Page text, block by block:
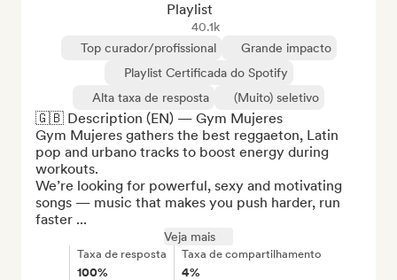
Playlist
40.1k
Top curador/profissional
Grande impacto
Playlist Certificada do Spotify
Alta taxa de resposta
(Muito) seletivo
🇬🇧 Description (EN) — Gym Mujeres
Gym Mujeres gathers the best reggaeton, Latin
pop and urbano tracks to boost energy during
workouts.
We’re looking for powerful, sexy and motivating
songs — music that makes you push harder, run
faster ...
Veja mais
Taxa de resposta
100%
Taxa de compartilhamento
4%